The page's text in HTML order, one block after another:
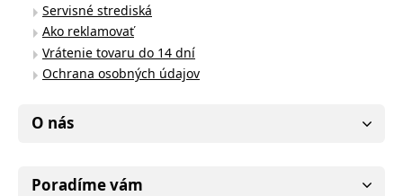
Servisné strediská
Ako reklamovať
Vrátenie tovaru do 14 dní
Ochrana osobných údajov
O nás
Poradíme vám